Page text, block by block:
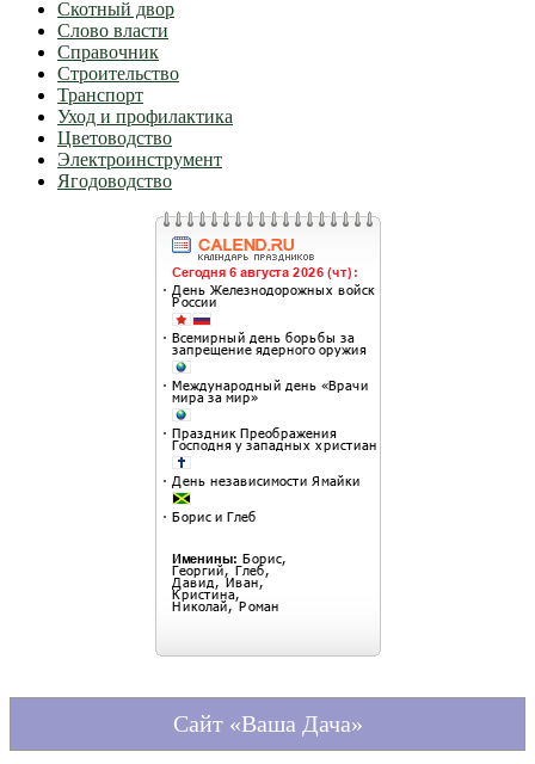
Скотный двор
Слово власти
Справочник
Строительство
Транспорт
Уход и профилактика
Цветоводство
Электроинструмент
Ягодоводство
Сайт «Ваша Дача»